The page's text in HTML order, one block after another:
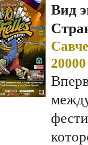
Вид
20000